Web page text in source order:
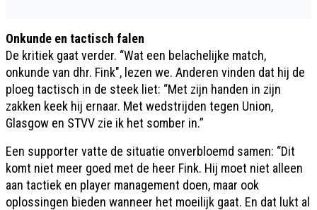
Onkunde en tactisch falen
De kritiek gaat verder. “Wat een belachelijke match,
onkunde van dhr. Fink", lezen we. Anderen vinden dat hij de
ploeg tactisch in de steek liet: “Met zijn handen in zijn
zakken keek hij ernaar. Met wedstrijden tegen Union,
Glasgow en STVV zie ik het somber in.”
Een supporter vatte de situatie onverbloemd samen: “Dit
komt niet meer goed met de heer Fink. Hij moet niet alleen
aan tactiek en player management doen, maar ook
oplossingen bieden wanneer het moeilijk gaat. En dat lukt al